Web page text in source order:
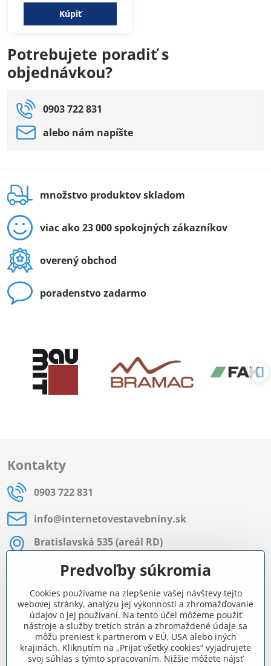
Kúpiť
Potrebujete poradiť s
objednávkou?
0903 722 831
alebo nám napíšte
množstvo produktov skladom
viac ako 23 000 spokojných zákazníkov
overený obchod
poradenstvo zadarmo
Kontakty
0903 722 831
info​@internetovestavebniny​.sk
Bratislavská 535 (areál RD)
Most pri Bratislave
Pon - Pia 8:00 - 11:30 a 12:15 - 15:30
Facebook
Navigácia
Predvoľby súkromia
Cookies používame na zlepšenie vašej návštevy tejto
webovej stránky, analýzu jej výkonnosti a zhromažďovanie
údajov o jej používaní. Na tento účel môžeme použiť
nástroje a služby tretích strán a zhromaždené údaje sa
môžu preniesť k partnerom v EÚ, USA alebo iných
krajinách. Kliknutím na „Prijať všetky cookies“ vyjadrujete
svoj súhlas s týmto spracovaním. Nižšie môžete nájsť